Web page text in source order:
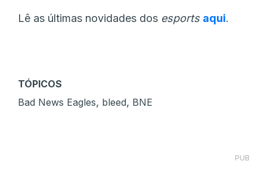
Lê as últimas novidades dos esports aqui.
TÓPICOS
Bad News Eagles, bleed, BNE
PUB